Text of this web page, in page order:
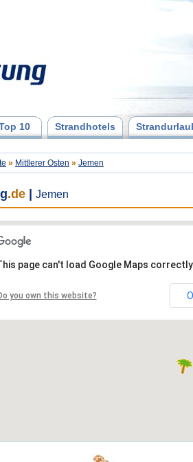
10 Strandhotels
» Mittlerer Osten » Jemen
.de Jemen
page can't load Google Maps
you own this website?